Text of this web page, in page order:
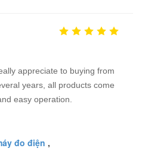
appreciate to buying from
years, all products come
easy operation.
đo điện ,